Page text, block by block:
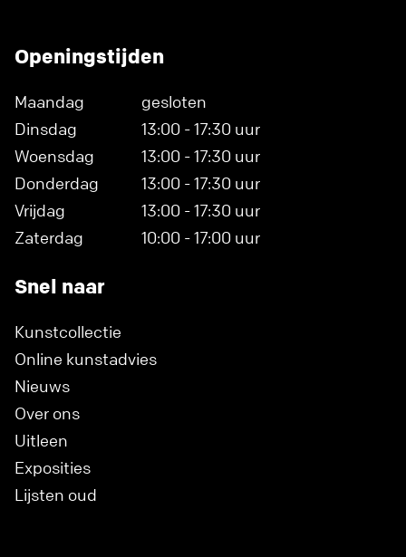
Openingstijden
Maandag
gesloten
Dinsdag
13:00 - 17:30 uur
Woensdag
13:00 - 17:30 uur
Donderdag
13:00 - 17:30 uur
Vrijdag
13:00 - 17:30 uur
Zaterdag
10:00 - 17:00 uur
Snel naar
Kunstcollectie
Online kunstadvies
Nieuws
Over ons
Uitleen
Exposities
Lijsten oud